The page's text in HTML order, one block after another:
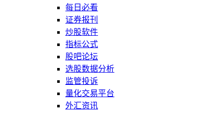
每日必看
证券报刊
炒股软件
指标公式
股吧论坛
选股数据分析
监管投诉
量化交易平台
外汇资讯